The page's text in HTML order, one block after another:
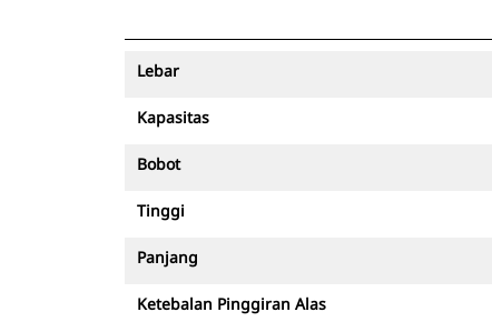
Lebar
Kapasitas
Bobot
Tinggi
Panjang
Ketebalan Pinggiran Alas